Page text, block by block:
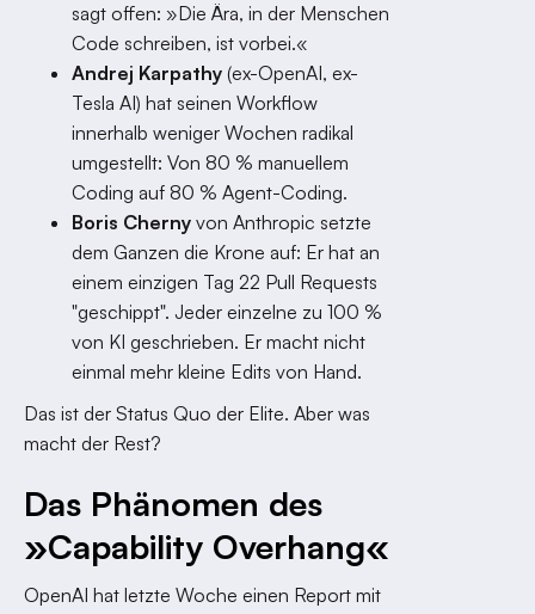
sagt offen: »Die Ära, in der Menschen
Code schreiben, ist vorbei.«
Andrej Karpathy (ex-OpenAI, ex-
Tesla AI) hat seinen Workflow
innerhalb weniger Wochen radikal
umgestellt: Von 80 % manuellem
Coding auf 80 % Agent-Coding.
Boris Cherny von Anthropic setzte
dem Ganzen die Krone auf: Er hat an
einem einzigen Tag 22 Pull Requests
"geschippt". Jeder einzelne zu 100 %
von KI geschrieben. Er macht nicht
einmal mehr kleine Edits von Hand.
Das ist der Status Quo der Elite. Aber was
macht der Rest?
Das Phänomen des
»Capability Overhang«
OpenAI hat letzte Woche einen Report mit